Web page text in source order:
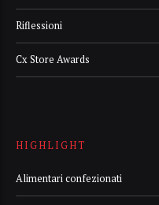
Riflessioni
Cx Store Awards
HIGHLIGHT
Alimentari confezionati